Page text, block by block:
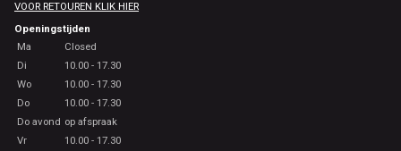
VOOR RETOUREN KLIK HIER
Openingstijden
Ma
Closed
Di
10.00 - 17.30
Wo
10.00 - 17.30
Do
10.00 - 17.30
Do avond op afspraak
Vr
10.00 - 17.30